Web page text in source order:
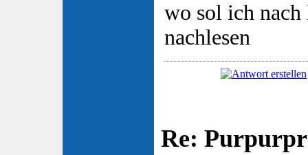
wo sol ich nach
nachlesen
Re: